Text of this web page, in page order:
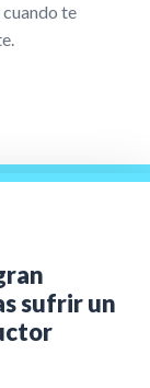
te
sufrir un